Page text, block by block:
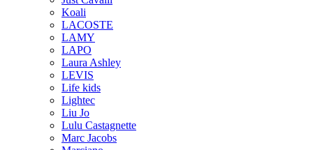
Koali
LACOSTE
LAMY
LAPO
Laura Ashley
LEVIS
Life kids
Lightec
Liu Jo
Lulu Castagnette
Marc Jacobs